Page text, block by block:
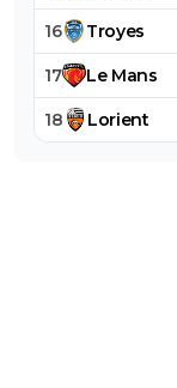
16 Troyes
17 Le Mans
18 Lorient